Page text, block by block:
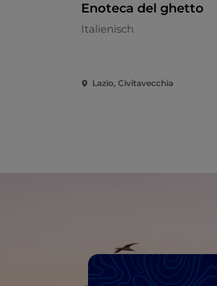
Enoteca del ghetto
Italienisch
Lazio, Civitavecchia